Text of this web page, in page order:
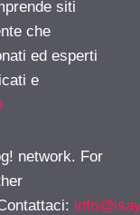
siti
che
ed esperti
e
network. For
: